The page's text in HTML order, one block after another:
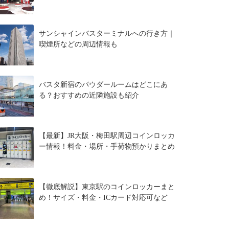
サンシャインバスターミナルへの行き方｜
喫煙所などの周辺情報も
バスタ新宿のパウダールームはどこにあ
る？おすすめの近隣施設も紹介
【最新】JR大阪・梅田駅周辺コインロッカ
ー情報！料金・場所・手荷物預かりまとめ
【徹底解説】東京駅のコインロッカーまと
め！サイズ・料金・ICカード対応可など